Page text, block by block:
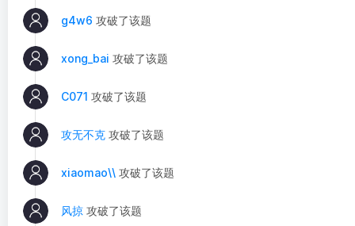
g4w6 攻破了该题
xong_bai 攻破了该题
C071 攻破了该题
攻无不克 攻破了该题
xiaomao\\ 攻破了该题
风掠 攻破了该题